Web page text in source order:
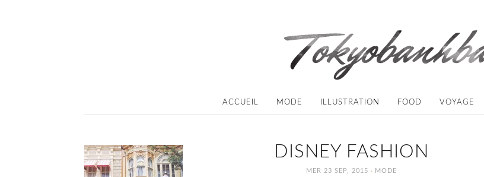
ACCUEIL MODE ILLUSTRATION FOOD VOYAGE
DISNEY FASHION
MER 23 SEP, 2015 · MODE